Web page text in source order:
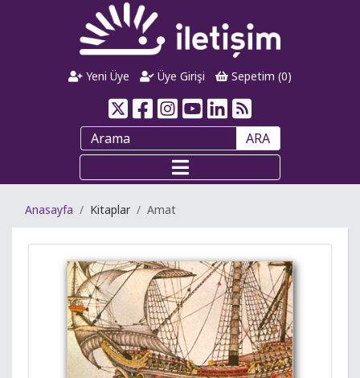
Yeni Üye Üye Girişi Sepetim (0)
ARA
Anasayfa Kitaplar Amat